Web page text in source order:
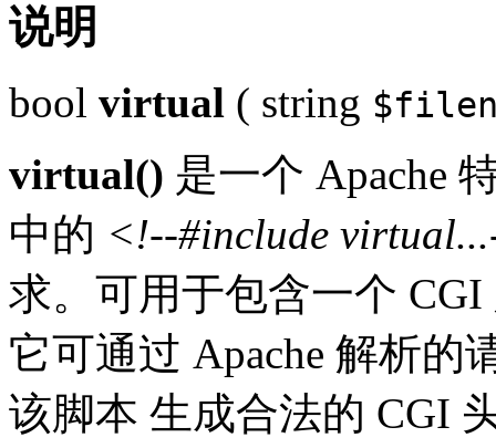
说明
bool virtual ( string
virtual() 是一个 Apache
中的 <!--#include
求。可用于包含一个
它可通过 Apache 解析的
该脚本 生成合法的 CGI